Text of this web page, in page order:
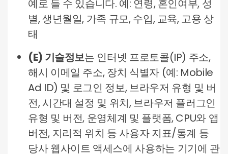
예로 들 수 있습니다. 예: 연령, 혼인여부, 성
별, 생년월일, 가족 규모, 수입, 교육, 고용 상
태
(E) 기술정보는 인터넷 프로토콜(IP) 주소,
해시 이메일 주소, 장치 식별자 (예: Mobile
Ad ID) 및 로그인 정보, 브라우저 유형 및 버
전, 시간대 설정 및 위치, 브라우저 플러그인
유형 및 버전, 운영체계 및 플랫폼, CPU와 앱
버전, 지리적 위치 등 사용자 지표/통계 등
당사 웹사이트 액세스에 사용하는 기기에 관